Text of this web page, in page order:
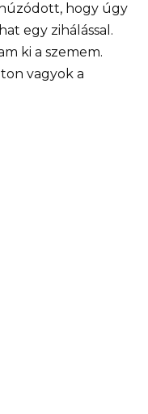
hogy úgy
egy zihálással.
ki a szemem.
vagyok a